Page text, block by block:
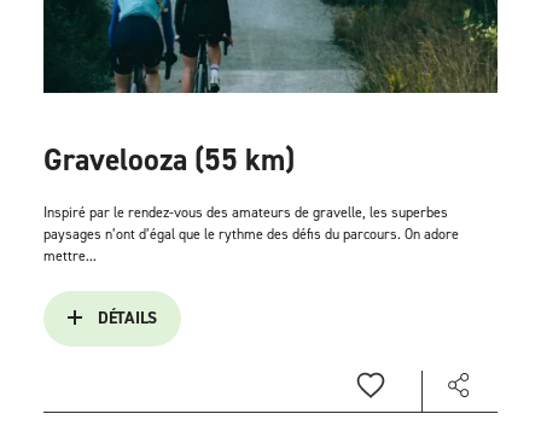
Gravelooza (55 km)
Inspiré par le rendez-vous des amateurs de gravelle, les superbes
paysages n’ont d’égal que le rythme des défis du parcours. On adore
mettre...
DÉTAILS